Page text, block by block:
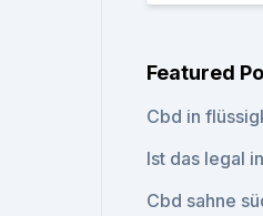
Featured
Cbd in
Ist das legal
Cbd sahne